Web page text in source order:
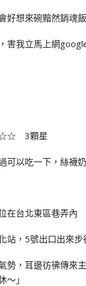
好想來碗黯然銷魂
害我立馬上網
3顆星
可以吃一下，絲襪
在台北東區巷弄內
站，5號出口出來
勢，耳邊彷彿傳來
～」